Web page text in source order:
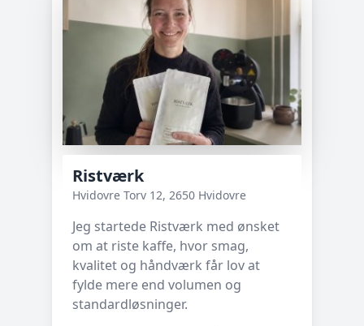
Ristværk
Hvidovre Torv 12, 2650 Hvidovre
Jeg startede Ristværk med ønsket
om at riste kaffe, hvor smag,
kvalitet og håndværk får lov at
fylde mere end volumen og
standardløsninger.